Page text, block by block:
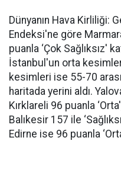
Dünyanın Hava Kirliliği:
Endeksi'ne göre
puanla ‘Çok Sağlıksız'
İstanbul'un orta kesimleri
kesimleri ise 55-70
haritada yerini aldı.
Kırklareli 96 puanla
Balıkesir 157 ile
Edirne ise 96 puanla